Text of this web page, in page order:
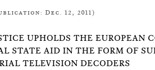
Dec. 12, 2011)
UPHOLDS THE EUROPEAN
STATE AID IN THE FORM OF
TELEVISION DECODERS